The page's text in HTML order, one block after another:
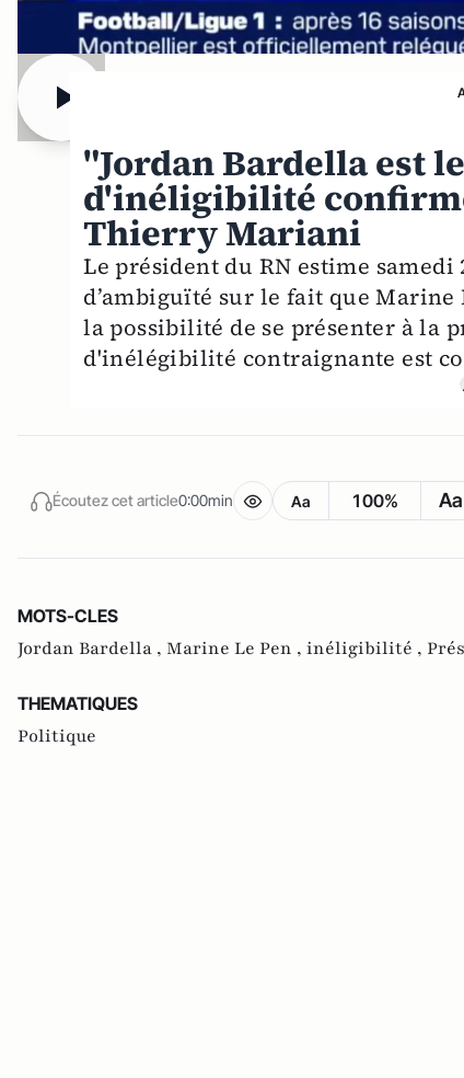
"Jordan Bardella est
d'inéligibilité
Thierry Mariani
Le président du RN estime
d’ambiguïté sur le fait que
la possibilité de se présenter à la
d'inélégibilité contraignante est
Écoutez cet article0:00min Aa 100% Aa
MOTS-CLES
Jordan Bardella , Marine Le Pen , inéligibilité ,
THEMATIQUES
Politique